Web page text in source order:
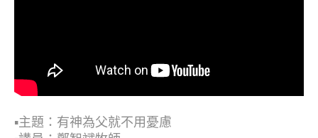
▪︎主題：有神為父就不用憂慮